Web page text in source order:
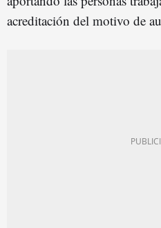
acreditación del motivo de